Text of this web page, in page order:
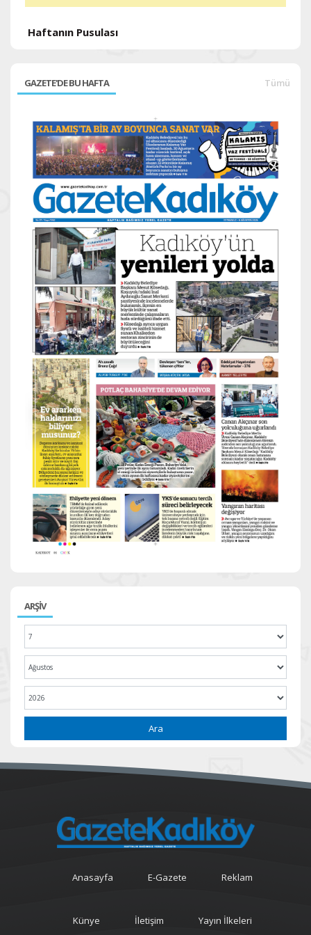
Haftanın Pusulası
GAZETE'DE BU HAFTA Tümü
ARŞİV
Ara
Anasayfa E-Gazete Reklam
Künye İletişim Yayın İlkeleri